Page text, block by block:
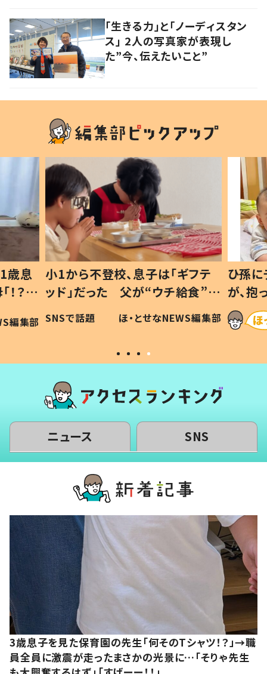
「生きる力」と「ノーディスタン
ス」 2人の写真家が表現し
た”今、伝えたいこと”
歳息
？」
編集部
小1から不登校、息子は「ギフテ
ッド」だった 父が“ウチ給食”を
作り続ける理由とは #令和の親
#令和の子
SNSで話題 ほ・とせなNEWS編集部
ひ孫
が、
「涙が
い」
ニュース SNS
3歳息子を見た保育園の先生「何そのTシャツ！？」→職
員全員に激震が走ったまさかの光景に…「そりゃ先生